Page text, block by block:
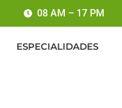
08 AM – 17 PM
ESPECIALIDADES